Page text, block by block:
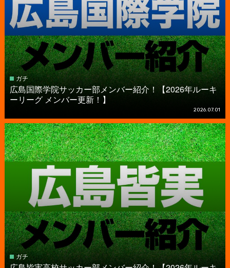
ガチ
広島国際学院サッカー部メンバー紹介！【2026年ルーキ
ーリーグ メンバー更新！】
2026.07.01
ガチ